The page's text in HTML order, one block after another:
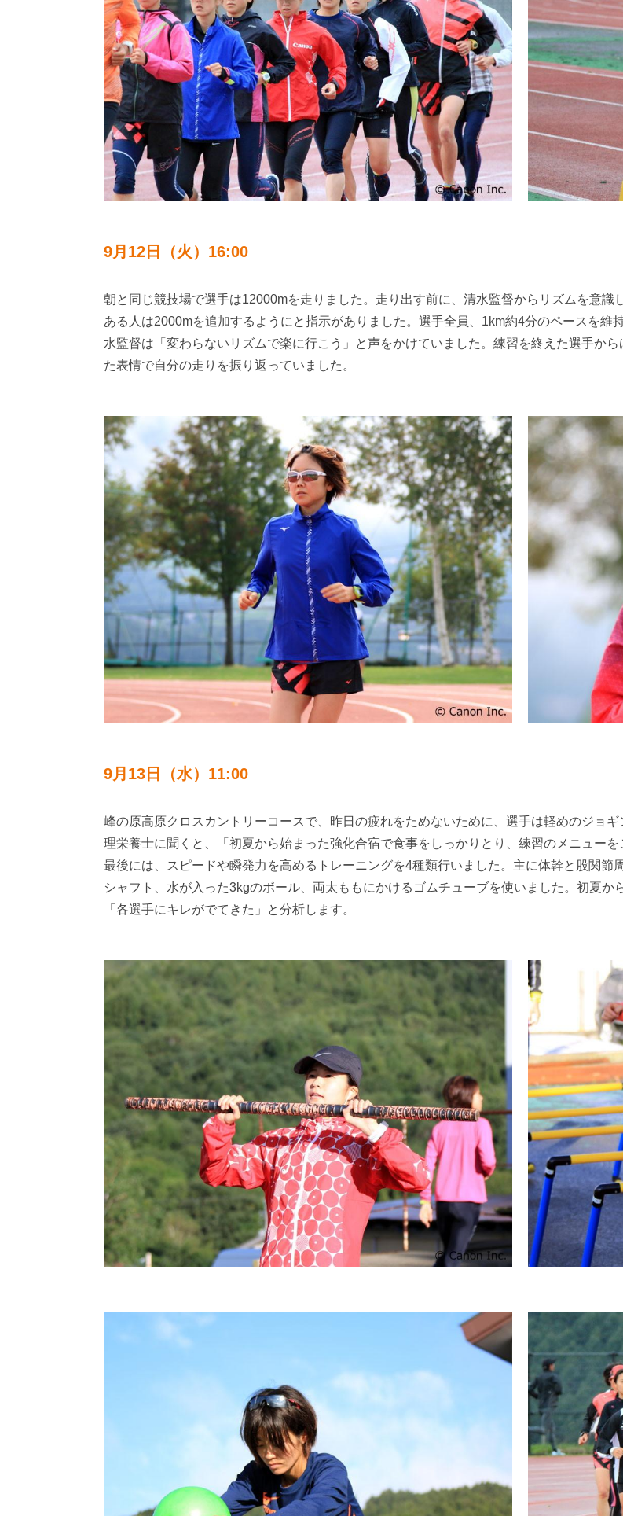
9月12日（火）16:00
朝と同じ競技場で選手は12000mを走りました。走り出す前に、清水監督からリズムを意
ある人は2000mを追加するようにと指示がありました。選手全員、1km約4分のペースを
水監督は「変わらないリズムで楽に行こう」と声をかけていました。練習を終えた選手か
た表情で自分の走りを振り返っていました。
9月13日（水）11:00
峰の原高原クロスカントリーコースで、昨日の疲れをためないために、選手は軽めのジョ
理栄養士に聞くと、「初夏から始まった強化合宿で食事をしっかりとり、練習のメニュー
最後には、スピードや瞬発力を高めるトレーニングを4種類行いました。主に体幹と股関
シャフト、水が入った3kgのボール、両太ももにかけるゴムチューブを使いました。初夏
「各選手にキレがでてきた」と分析します。